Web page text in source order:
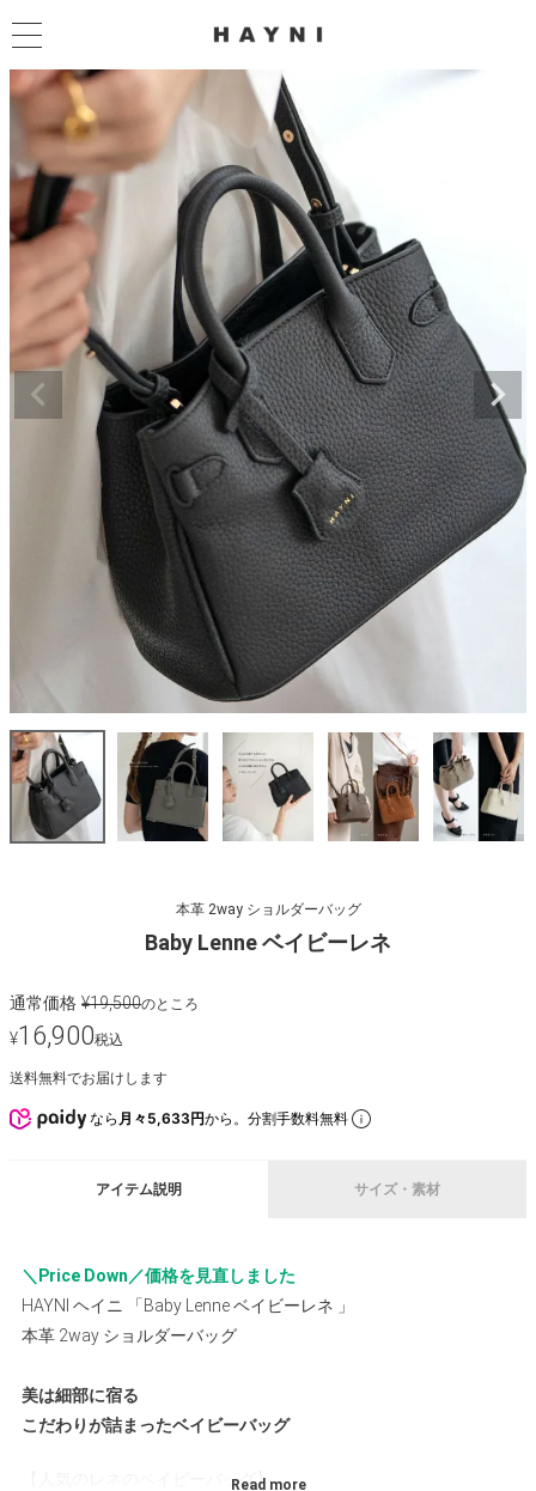
本革 2way ショルダーバッグ
Baby Lenne ベイビーレネ
通常価格 ¥19,500のところ
¥16,900税込
送料無料でお届けします
なら 月々5,633円から。分割手数料無料
アイテム説明 サイズ・素材
＼Price Down／価格を見直しました
HAYNI ヘイニ 「Baby Lenne ベイビーレネ 」
本革 2way ショルダーバッグ
美は細部に宿る
こだわりが詰まったベイビーバッグ
【人気のレネのベイビーバッグ】